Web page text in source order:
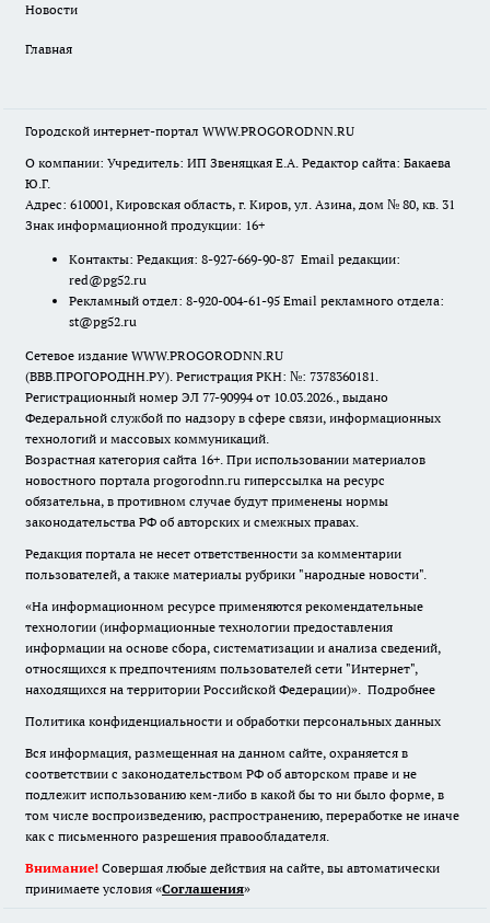
Новости
Главная
Городской интернет-портал WWW.PROGORODNN.RU
О компании: Учредитель: ИП Звеняцкая Е.А. Редактор сайта: Бакаева
Ю.Г.
Адрес: 610001, Кировская область, г. Киров, ул. Азина, дом № 80, кв. 31
Знак информационной продукции: 16+
Контакты: Редакция: 8-927-669-90-87 Email редакции:
red@pg52.ru
Рекламный отдел: 8-920-004-61-95 Email рекламного отдела:
st@pg52.ru
Сетевое издание WWW.PROGORODNN.RU
(ВВВ.ПРОГОРОДНН.РУ). Регистрация РКН: №: 7378360181.
Регистрационный номер ЭЛ 77-90994 от 10.03.2026., выдано
Федеральной службой по надзору в сфере связи, информационных
технологий и массовых коммуникаций.
Возрастная категория сайта 16+. При использовании материалов
новостного портала progorodnn.ru гиперссылка на ресурс
обязательна, в противном случае будут применены нормы
законодательства РФ об авторских и смежных правах.
Редакция портала не несет ответственности за комментарии
пользователей, а также материалы рубрики "народные новости".
«На информационном ресурсе применяются рекомендательные
технологии (информационные технологии предоставления
информации на основе сбора, систематизации и анализа сведений,
относящихся к предпочтениям пользователей сети "Интернет",
находящихся на территории Российской Федерации)». Подробнее
Политика конфиденциальности и обработки персональных данных
Вся информация, размещенная на данном сайте, охраняется в
соответствии с законодательством РФ об авторском праве и не
подлежит использованию кем-либо в какой бы то ни было форме, в
том числе воспроизведению, распространению, переработке не иначе
как с письменного разрешения правообладателя.
Внимание! Совершая любые действия на сайте, вы автоматически
принимаете условия «Cоглашения»